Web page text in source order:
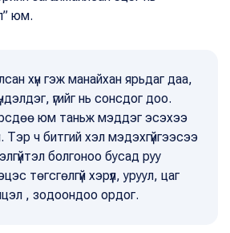
юм.
хүн гэж манайхан ярьдаг даа,
үгийг нь сонсдог доо.
юм таньж мэддэг эсэхээ
Тэр ч битгий хэл мэдэхгүйгээсээ
болгоноо бусад руу
төгсгөлгүй хэрүүл, уруул, цаг
, зодоондоо ордог.